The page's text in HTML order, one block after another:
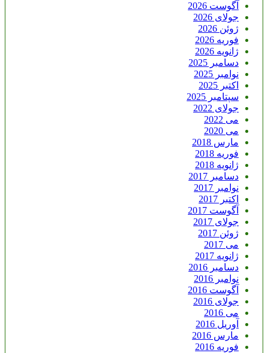
آگوست 2026
جولای 2026
ژوئن 2026
فوریه 2026
ژانویه 2026
دسامبر 2025
نوامبر 2025
اکتبر 2025
سپتامبر 2025
جولای 2022
می 2022
می 2020
مارس 2018
فوریه 2018
ژانویه 2018
دسامبر 2017
نوامبر 2017
اکتبر 2017
آگوست 2017
جولای 2017
ژوئن 2017
می 2017
ژانویه 2017
دسامبر 2016
نوامبر 2016
آگوست 2016
جولای 2016
می 2016
آوریل 2016
مارس 2016
فوریه 2016